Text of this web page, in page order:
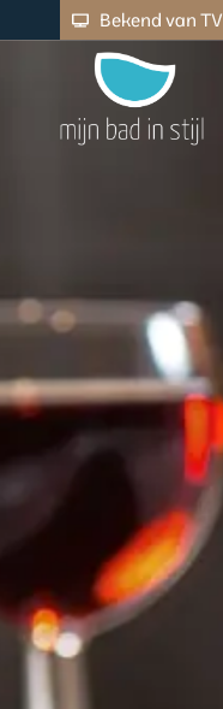
Bekend van TV